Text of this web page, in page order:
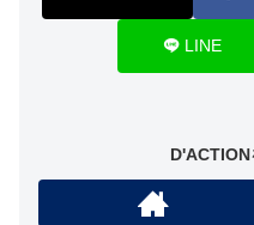
LINE